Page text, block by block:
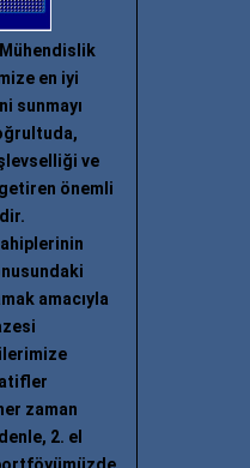
en iyi
sunmayı
ve
önemli
amacıyla
zaman
2. el